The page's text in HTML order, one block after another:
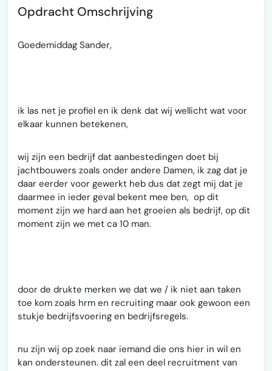
Opdracht Omschrijving
Goedemiddag Sander,
ik las net je profiel en ik denk dat wij wellicht wat voor
elkaar kunnen betekenen,
wij zijn een bedrijf dat aanbestedingen doet bij
jachtbouwers zoals onder andere Damen, ik zag dat je
daar eerder voor gewerkt heb dus dat zegt mij dat je
daarmee in ieder geval bekent mee ben, op dit
moment zijn we hard aan het groeien als bedrijf, op dit
moment zijn we met ca 10 man.
door de drukte merken we dat we / ik niet aan taken
toe kom zoals hrm en recruiting maar ook gewoon een
stukje bedrijfsvoering en bedrijfsregels.
nu zijn wij op zoek naar iemand die ons hier in wil en
kan ondersteunen. dit zal een deel recruitment van